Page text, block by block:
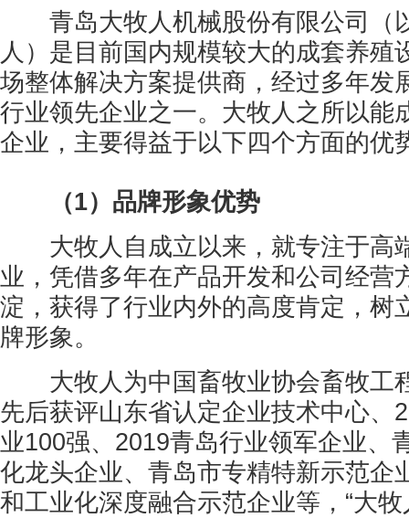
青岛大牧人机械股份有限公司（
人）是目前国内规模较大的成套养殖
场整体解决方案提供商，经过多年发
行业领先企业之一。大牧人之所以能
企业，主要得益于以下四个方面的优
（1）品牌形象优势
大牧人自成立以来，就专注于高
业，凭借多年在产品开发和公司经营
淀，获得了行业内外的高度肯定，树
牌形象。
大牧人为中国畜牧业协会畜牧工
先后获评山东省认定企业技术中心、
业100强、2019青岛行业领军企业、
化龙头企业、青岛市专精特新示范企
和工业化深度融合示范企业等，“大